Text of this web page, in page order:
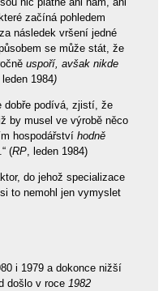
začíná pohledem
následek vršení jedné
se může stát, že
uspoří, avšak nikde
1984)
dobře podívá, zjistí, že
by musel ve výrobě něco
hospodářství hodně
(RP, leden 1984)
do jehož specializace
to nemohl jen vymyslet
i 1979 a dokonce nižší
došlo v roce 1982